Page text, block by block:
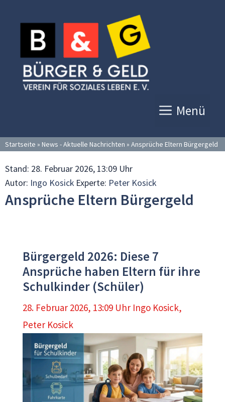
Inhalt
springen
Menü
Startseite » News - Aktuelle Nachrichten » Ansprüche Eltern Bürgergeld
Stand: 28. Februar 2026, 13:09 Uhr
Autor: Ingo Kosick Experte: Peter Kosick
Ansprüche Eltern Bürgergeld
Bürgergeld 2026: Diese 7
Ansprüche haben Eltern für ihre
Schulkinder (Schüler)
28. Februar 2026, 13:09 Uhr Ingo Kosick,
Peter Kosick